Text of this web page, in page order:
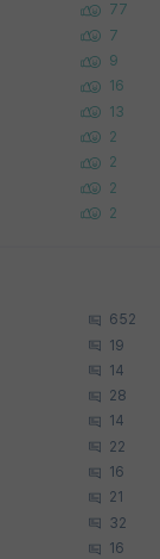
77
7
9
16
13
2
2
2
2
652
19
14
28
14
22
16
21
32
16